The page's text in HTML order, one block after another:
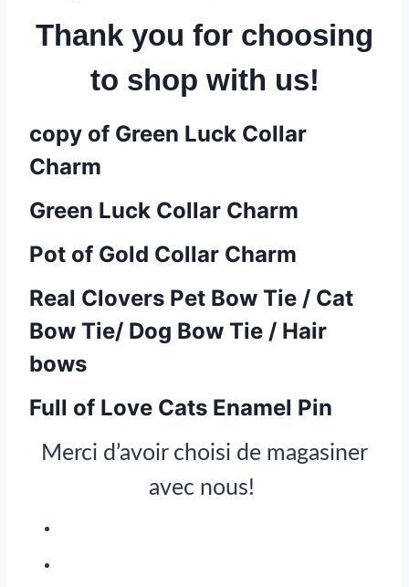
Thank you for choosing
to shop with us!
copy of Green Luck Collar
Charm
Green Luck Collar Charm
Pot of Gold Collar Charm
Real Clovers Pet Bow Tie / Cat
Bow Tie/ Dog Bow Tie / Hair
bows
Full of Love Cats Enamel Pin
Merci d’avoir choisi de magasiner
avec nous!